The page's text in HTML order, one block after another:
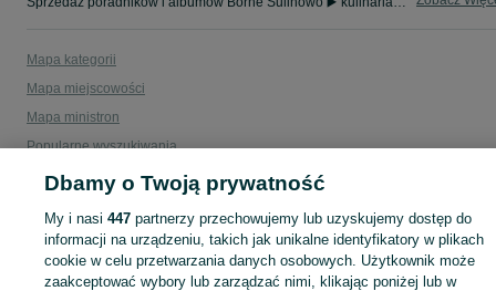
Mapa kategorii
Mapa miejscowości
Mapa ministron
Popularne wyszukiwania
Dbamy o Twoją prywatność
My i nasi447 partnerzy przechowujemy lub uzyskujemy dostęp do
informacji na urządzeniu, takich jak unikalne identyfikatory w plikach
cookie w celu przetwarzania danych osobowych. Użytkownik może
zaakceptować wybory lub zarządzać nimi, klikając poniżej lub w